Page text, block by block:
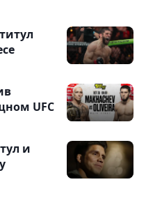
UFC
и